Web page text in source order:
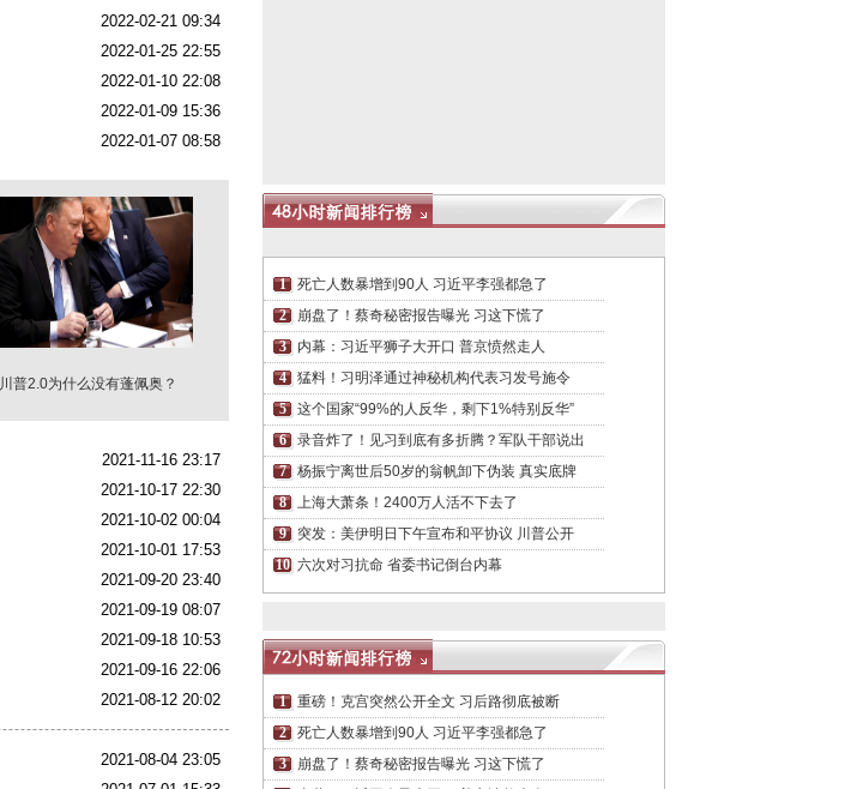
2022-02-21 09:34
2022-01-25 22:55
2022-01-10 22:08
2022-01-09 15:36
2022-01-07 08:58
川普2.0为什么没有蓬佩奥？
2021-11-16 23:17
2021-10-17 22:30
2021-10-02 00:04
2021-10-01 17:53
2021-09-20 23:40
2021-09-19 08:07
2021-09-18 10:53
2021-09-16 22:06
2021-08-12 20:02
2021-08-04 23:05
死亡人数暴增到90人 习近平李强都急了
崩盘了！蔡奇秘密报告曝光 习这下慌了
内幕：习近平狮子大开口 普京愤然走人
猛料！习明泽通过神秘机构代表习发号施令
这个国家“99%的人反华，剩下1%特别反华”
录音炸了！见习到底有多折腾？军队干部说出
杨振宁离世后50岁的翁帆卸下伪装 真实底牌
上海大萧条！2400万人活不下去了
突发：美伊明日下午宣布和平协议 川普公开
六次对习抗命 省委书记倒台内幕
重磅！克宫突然公开全文 习后路彻底被断
死亡人数暴增到90人 习近平李强都急了
崩盘了！蔡奇秘密报告曝光 习这下慌了